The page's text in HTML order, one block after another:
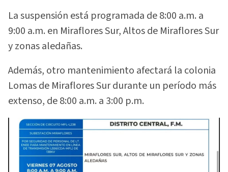
La suspensión está programada de 8:00 a.m. a
9:00 a.m. en Miraflores Sur, Altos de Miraflores Sur
y zonas aledañas.
Además, otro mantenimiento afectará la colonia
Lomas de Miraflores Sur durante un período más
extenso, de 8:00 a.m. a 3:00 p.m.